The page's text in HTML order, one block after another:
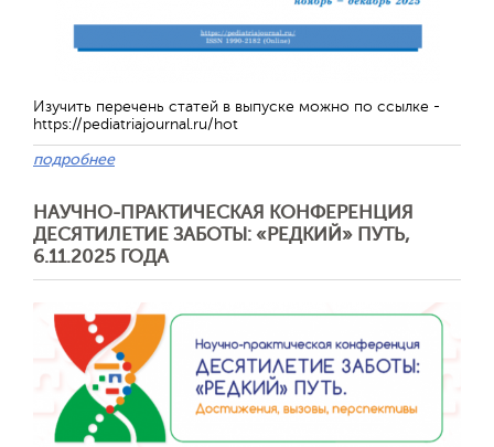
Изучить перечень статей в выпуске можно по ссылке -
https://pediatriajournal.ru/hot
подробнее
НАУЧНО-ПРАКТИЧЕСКАЯ КОНФЕРЕНЦИЯ
ДЕСЯТИЛЕТИЕ ЗАБОТЫ: «РЕДКИЙ» ПУТЬ,
6.11.2025 ГОДА